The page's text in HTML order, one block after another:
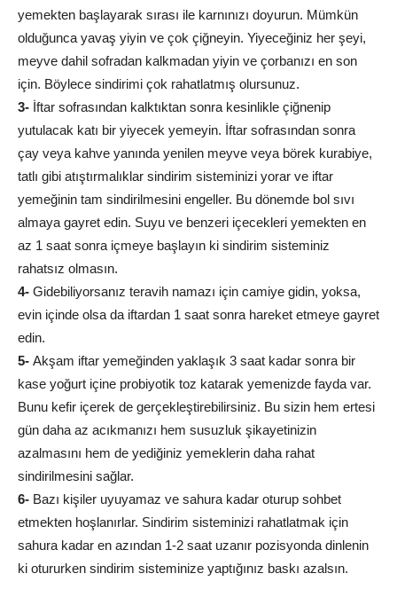
yemekten başlayarak sırası ile karnınızı doyurun. Mümkün
olduğunca yavaş yiyin ve çok çiğneyin. Yiyeceğiniz her şeyi,
meyve dahil sofradan kalkmadan yiyin ve çorbanızı en son
için. Böylece sindirimi çok rahatlatmış olursunuz.
3- İftar sofrasından kalktıktan sonra kesinlikle çiğnenip
yutulacak katı bir yiyecek yemeyin. İftar sofrasından sonra
çay veya kahve yanında yenilen meyve veya börek kurabiye,
tatlı gibi atıştırmalıklar sindirim sisteminizi yorar ve iftar
yemeğinin tam sindirilmesini engeller. Bu dönemde bol sıvı
almaya gayret edin. Suyu ve benzeri içecekleri yemekten en
az 1 saat sonra içmeye başlayın ki sindirim sisteminiz
rahatsız olmasın.
4- Gidebiliyorsanız teravih namazı için camiye gidin, yoksa,
evin içinde olsa da iftardan 1 saat sonra hareket etmeye gayret
edin.
5- Akşam iftar yemeğinden yaklaşık 3 saat kadar sonra bir
kase yoğurt içine probiyotik toz katarak yemenizde fayda var.
Bunu kefir içerek de gerçekleştirebilirsiniz. Bu sizin hem ertesi
gün daha az acıkmanızı hem susuzluk şikayetinizin
azalmasını hem de yediğiniz yemeklerin daha rahat
sindirilmesini sağlar.
6- Bazı kişiler uyuyamaz ve sahura kadar oturup sohbet
etmekten hoşlanırlar. Sindirim sisteminizi rahatlatmak için
sahura kadar en azından 1-2 saat uzanır pozisyonda dinlenin
ki otururken sindirim sisteminize yaptığınız baskı azalsın.